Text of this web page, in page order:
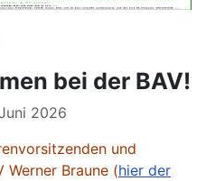
bei der BAV!
2026
und
Werner Braune (hier der